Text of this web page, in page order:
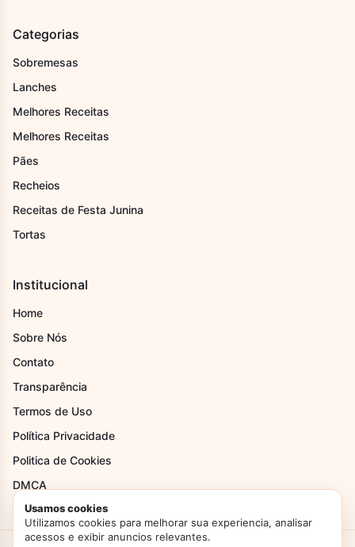
Categorias
Sobremesas
Lanches
Melhores Receitas
Melhores Receitas
Pães
Recheios
Receitas de Festa Junina
Tortas
Institucional
Home
Sobre Nós
Contato
Transparência
Termos de Uso
Política Privacidade
Politica de Cookies
DMCA
Usamos cookies
Utilizamos cookies para melhorar sua experiencia, analisar
acessos e exibir anuncios relevantes.